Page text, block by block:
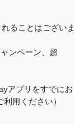
ることはございま
ンペーン、超
アプリをすでにお
用ください）